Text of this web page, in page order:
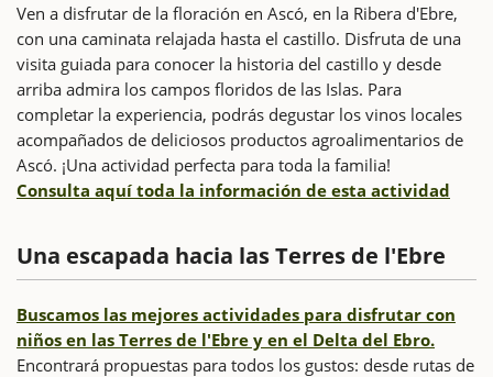
Ven a disfrutar de la floración en Ascó, en la Ribera d'Ebre,
con una caminata relajada hasta el castillo. Disfruta de una
visita guiada para conocer la historia del castillo y desde
arriba admira los campos floridos de las Islas. Para
completar la experiencia, podrás degustar los vinos locales
acompañados de deliciosos productos agroalimentarios de
Ascó. ¡Una actividad perfecta para toda la familia!
Consulta aquí toda la información de esta actividad
Una escapada hacia las Terres de l'Ebre
Buscamos las mejores actividades para disfrutar con
niños en las Terres de l'Ebre y en el Delta del Ebro.
Encontrará propuestas para todos los gustos: desde rutas de